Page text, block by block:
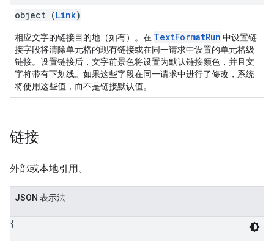
object (Link)
相应文字的链接目的地（如有）。在 TextFormatRun 中设置链
接字段将清除单元格的现有链接或在同一请求中设置的单元格级
链接。设置链接后，文字前景色将设置为默认链接颜色，并且文
字将带有下划线。如果这些字段在同一请求中进行了修改，系统
将使用这些值，而不是链接默认值。
链接
外部或本地引用。
JSON 表示法
{